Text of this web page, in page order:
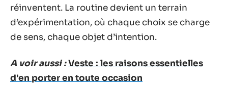
réinventent. La routine devient un terrain
d’expérimentation, où chaque choix se charge
de sens, chaque objet d’intention.
A voir aussi :Veste : les raisons essentielles
d'en porter en toute occasion